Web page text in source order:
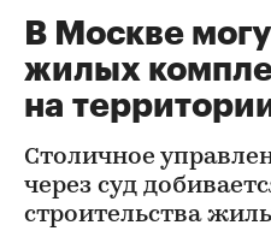
В Москве
жилых
на
Столичное
через суд
строительства